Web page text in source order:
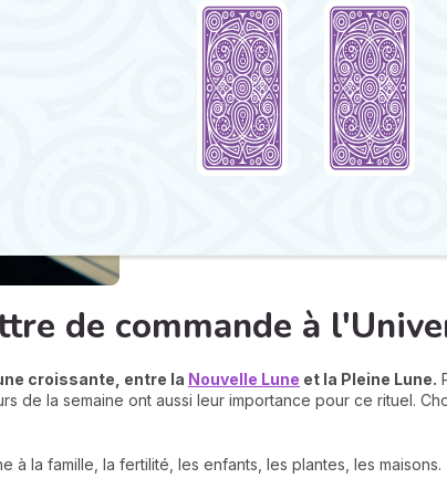
de commande à
croissante, entre la Nouvelle Lune et la Pleine Lune.
de la semaine ont aussi leur importance pour ce rituel.
à la famille, la fertilité, les enfants, les plantes, les maisons.